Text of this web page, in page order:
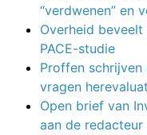
“verdwenen” en
Overheid
PACE-studie
Proffen schrijven
vragen
Open brief van
aan de redacteur